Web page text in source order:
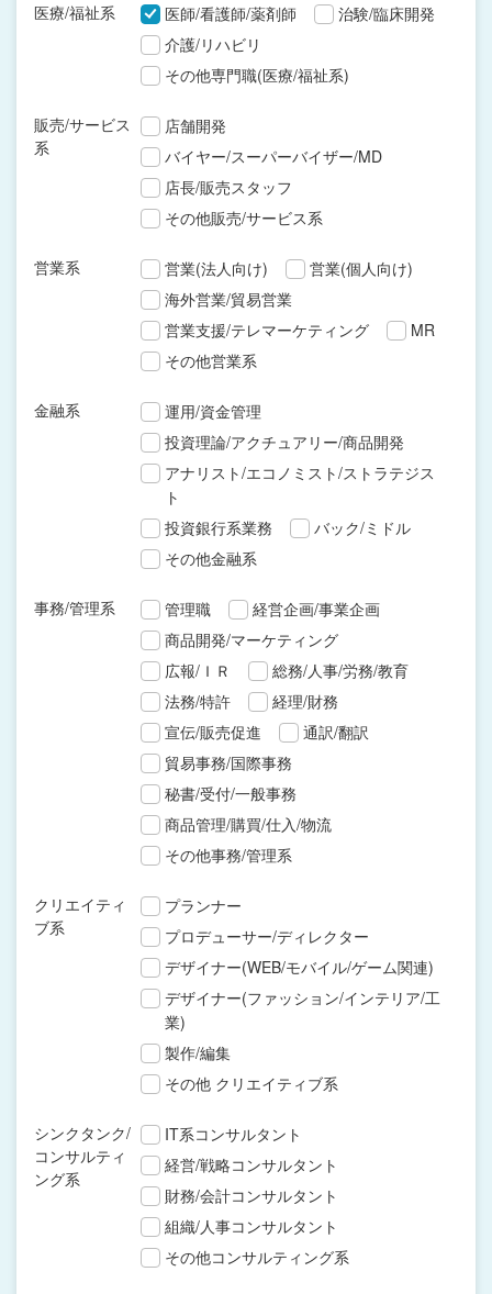
医療/福祉系 医師/看護師/薬剤師
治験/臨床開発
介護/リハビリ
その他専門職(医療/福祉系)
販売/サービス
系
店舗開発
バイヤー/スーパーバイザー/MD
店長/販売スタッフ
その他販売/サービス系
営業系 営業(法人向け)
営業(個人向け)
海外営業/貿易営業
営業支援/テレマーケティング
MR
その他営業系
金融系
運用/資金管理
投資理論/アクチュアリー/商品開発
アナリスト/エコノミスト/ストラテジス
ト
投資銀行系業務
バック/ミドル
その他金融系
事務/管理系 管理職
経営企画/事業企画
商品開発/マーケティング
広報/ＩＲ
総務/人事/労務/教育
法務/特許
経理/財務
宣伝/販売促進
通訳/翻訳
貿易事務/国際事務
秘書/受付/一般事務
商品管理/購買/仕入/物流
その他事務/管理系
クリエイティ
ブ系
プランナー
プロデューサー/ディレクター
デザイナー(WEB/モバイル/ゲーム関連)
デザイナー(ファッション/インテリア/工
業)
製作/編集
その他 クリエイティブ系
シンクタンク/
コンサルティ
ング系
IT系コンサルタント
経営/戦略コンサルタント
財務/会計コンサルタント
組織/人事コンサルタント
その他コンサルティング系